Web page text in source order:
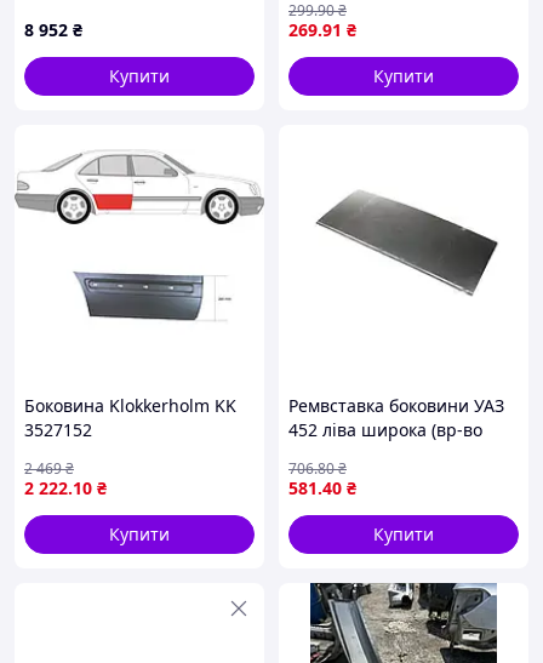
1549228S0A
8 952 ₴
Купити
269.91 ₴
299.90₴
Купити
Боковина Klokkerholm KK
3527152
2 222.10 ₴
2 469₴
Купити
Ремвставка боковини УАЗ
452 ліва широка (вр-во
581.40 ₴
706.80₴
Купити